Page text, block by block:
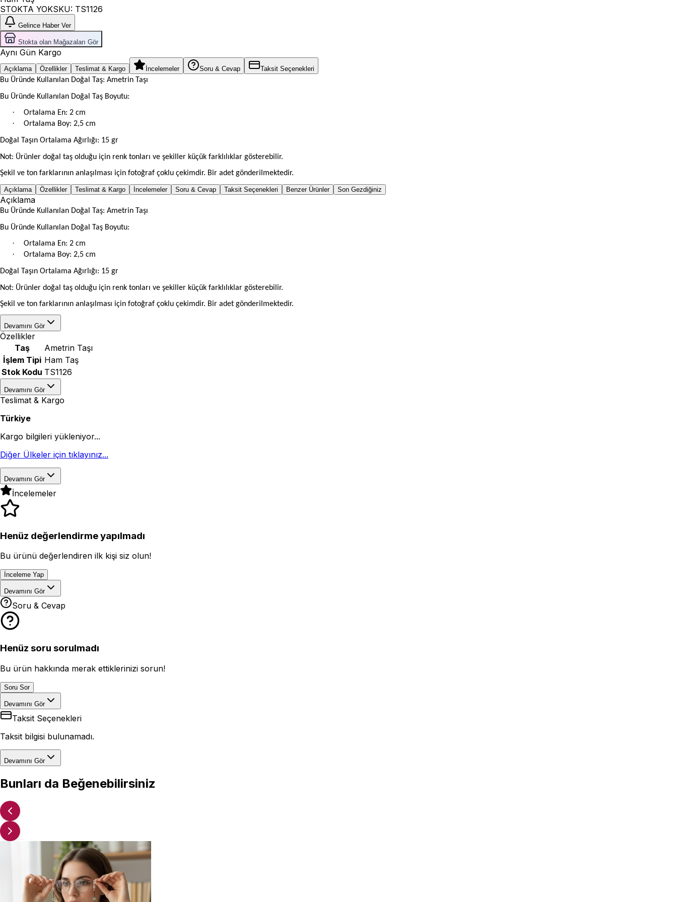
STOKTA YOKSKU: TS1126
Gelince Haber Ver
Stokta olan Mağazaları Gör
Aynı Gün Kargo
Açıklama Özellikler Teslimat & Kargo İncelemeler Soru & Cevap Taksit Seçenekleri
Bu Üründe Kullanılan Doğal Taş: Ametrin Taşı
Bu Üründe Kullanılan Doğal Taş Boyutu:
· Ortalama En: 2 cm
· Ortalama Boy: 2,5 cm
Doğal Taşın Ortalama Ağırlığı: 15 gr
Not: Ürünler doğal taş olduğu için renk tonları ve şekiller küçük farklılıklar gösterebilir.
Şekil ve ton farklarının anlaşılması için fotoğraf çoklu çekimdir. Bir adet gönderilmektedir.
Açıklama Özellikler Teslimat & Kargo İncelemeler Soru & Cevap Taksit Seçenekleri Benzer Ürünler Son Gezdiğiniz
Açıklama
Bu Üründe Kullanılan Doğal Taş: Ametrin Taşı
Bu Üründe Kullanılan Doğal Taş Boyutu:
· Ortalama En: 2 cm
· Ortalama Boy: 2,5 cm
Doğal Taşın Ortalama Ağırlığı: 15 gr
Not: Ürünler doğal taş olduğu için renk tonları ve şekiller küçük farklılıklar gösterebilir.
Şekil ve ton farklarının anlaşılması için fotoğraf çoklu çekimdir. Bir adet gönderilmektedir.
Devamını Gör
Özellikler
Taş
Ametrin Taşı
İşlem Tipi Ham Taş
Stok Kodu TS1126
Devamını Gör
Teslimat & Kargo
Türkiye
Kargo bilgileri yükleniyor...
Diğer Ülkeler için tıklayınız...
Devamını Gör
İncelemeler
Henüz değerlendirme yapılmadı
Bu ürünü değerlendiren ilk kişi siz olun!
İnceleme Yap
Devamını Gör
Soru & Cevap
Henüz soru sorulmadı
Bu ürün hakkında merak ettiklerinizi sorun!
Soru Sor
Devamını Gör
Taksit Seçenekleri
Taksit bilgisi bulunamadı.
Devamını Gör
Bunları da Beğenebilirsiniz